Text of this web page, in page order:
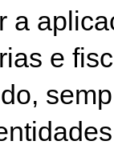
a
e